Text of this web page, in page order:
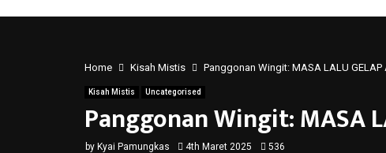
Home Kisah Mistis Panggonan Wingit: MASA LALU GELAP
Kisah Mistis Uncategorised
Panggonan Wingit: MASA
by Kyai Pamungkas 4th Maret 2025 536